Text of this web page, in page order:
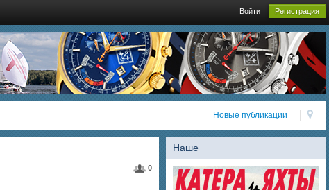
Войти Регистрация
Новые публикации
Наше
0